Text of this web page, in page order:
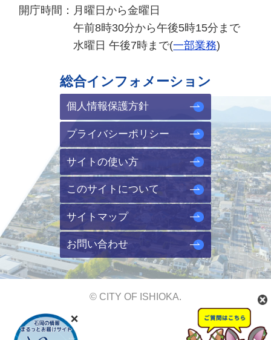
開庁時間： 月曜日から金曜日
午前8時30分から午後5時15分まで
水曜日 午後7時まで(一部業務)
総合インフォメーション
個人情報保護方針
プライバシーポリシー
サイトの使い方
このサイトについて
サイトマップ
お問い合わせ
© CITY OF ISHIOKA.